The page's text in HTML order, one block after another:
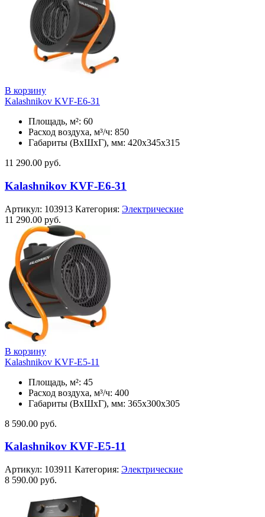
В корзину
Kalashnikov KVF-E6-31
Площадь, м²: 60
Расход воздуха, м³/ч: 850
Габариты (ВхШхГ), мм: 420x345x315
11 290.00 руб.
Kalashnikov KVF-E6-31
Артикул: 103913 Категория: Электрические
11 290.00 руб.
В корзину
Kalashnikov KVF-E5-11
Площадь, м²: 45
Расход воздуха, м³/ч: 400
Габариты (ВхШхГ), мм: 365x300x305
8 590.00 руб.
Kalashnikov KVF-E5-11
Артикул: 103911 Категория: Электрические
8 590.00 руб.